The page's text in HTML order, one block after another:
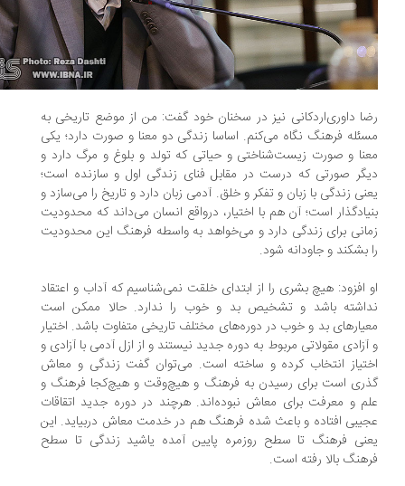
داوری‌اردکانی نیز در سخنان خود گفت: من از موضع تاریخی به
فرهنگ نگاه می‌کنم. اساسا زندگی دو معنا و صورت دارد؛ یکی
و صورت زیست‌شناختی و حیاتی که تولد و بلوغ و مرگ دارد و
صورتی که درست در مقابل فنای زندگی اول و سازنده است؛
زندگی با زبان و تفکر و خلق. آدمی زبان دارد و تاریخ را می‌سازد و
است؛ آن هم با اختیار، درواقع انسان می‌داند که محدودیت
برای زندگی دارد و می‌خواهد به واسطه فرهنگ این محدودیت
بشکند و جاودانه شود.
افزود: هیچ بشری را از ابتدای خلقت نمی‌شناسیم که آداب و اعتقاد
باشد و تشخیص بد و خوب را ندارد. حالا ممکن است
بد و خوب در دوره‌های مختلف تاریخی متفاوت باشد. اختیار
مقولاتی مربوط به دوره جدید نیستند و از ازل آدمی با آزادی و
انتخاب کرده و ساخته است. می‌توان گفت زندگی و معاش
است برای رسیدن به فرهنگ و هیچ‌وقت و هیچ‌کجا فرهنگ و
و معرفت برای معاش نبوده‌اند. هرچند در دوره جدید اتقاقات
افتاده و باعث شده فرهنگ هم در خدمت معاش دربیاید. این
فرهنگ تا سطح روزمره پایین آمده یاشید زندگی تا سطح
بالا رفته است.